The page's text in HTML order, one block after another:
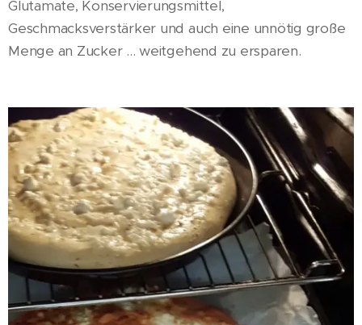
Glutamate, Konservierungsmittel,
Geschmacksverstärker und auch eine unnötig große
Menge an Zucker ... weitgehend zu ersparen.